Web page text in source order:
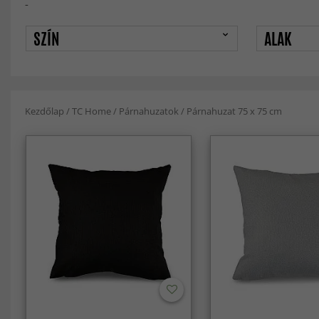
-
SZÍN ALAK
Kezdőlap /TC Home/ Párnahuzatok / Párnahuzat 75 x 75 cm